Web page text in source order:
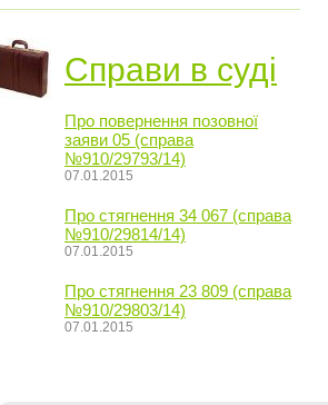
Справи в суді
Про повернення позовної
заяви 05 (справа
№910/29793/14)
07.01.2015
Про стягнення 34 067 (справа
№910/29814/14)
07.01.2015
Про стягнення 23 809 (справа
№910/29803/14)
07.01.2015